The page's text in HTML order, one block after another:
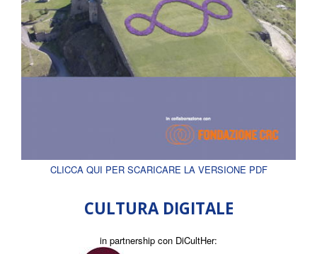
CLICCA QUI PER SCARICARE LA VERSIONE PDF
CULTURA DIGITALE
in partnership con DiCultHer: